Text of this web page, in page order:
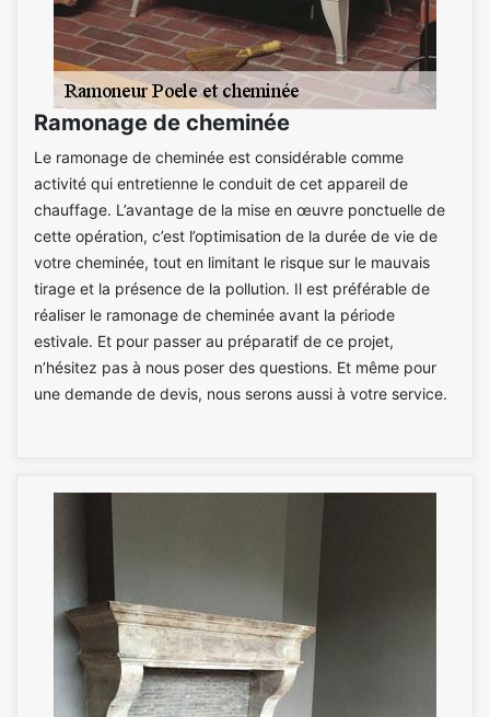
Ramonage de cheminée
Le ramonage de cheminée est considérable comme
activité qui entretienne le conduit de cet appareil de
chauffage. L’avantage de la mise en œuvre ponctuelle de
cette opération, c’est l’optimisation de la durée de vie de
votre cheminée, tout en limitant le risque sur le mauvais
tirage et la présence de la pollution. Il est préférable de
réaliser le ramonage de cheminée avant la période
estivale. Et pour passer au préparatif de ce projet,
n’hésitez pas à nous poser des questions. Et même pour
une demande de devis, nous serons aussi à votre service.